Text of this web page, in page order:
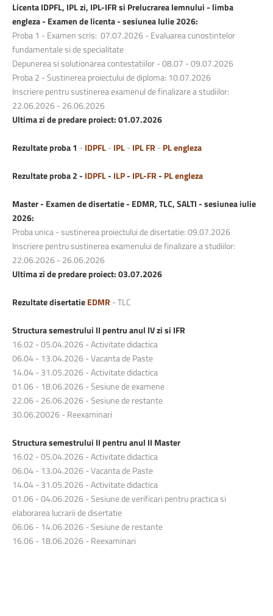
Licenta IDPFL, IPL zi, IPL-IFR si Prelucrarea lemnului - limba
engleza - Examen de licenta - sesiunea Iulie 2026:
Proba 1 - Examen scris: 07.07.2026 - Evaluarea cunostintelor
fundamentale si de specialitate
Depunerea si solutionarea contestatiilor - 08.07 - 09.07.2026
Proba 2 - Sustinerea proiectului de diploma: 10.07.2026
Inscriere pentru sustinerea examenul de finalizare a studiilor:
22.06.2026 - 26.06.2026
Ultima zi de predare proiect: 01.07.2026
Rezultate proba 1 - IDPFL- IPL- IPL FR - PL engleza
Rezultate proba 2 - IDPFL- ILP- IPL-FR- PL engleza
Master - Examen de disertatie - EDMR, TLC, SALTI - sesiunea iulie
2026:
Proba unica - sustinerea proiectului de disertatie: 09.07.2026
Inscriere pentru sustinerea examenului de finalizare a studiilor:
22.06.2026 - 26.06.2026
Ultima zi de predare proiect: 03.07.2026
Rezultate disertatieEDMR - TLC
Structura semestrului II pentru anul IV zi si IFR
16.02 - 05.04.2026 - Activitate didactica
06.04 - 13.04.2026 - Vacanta de Paste
14.04 - 31.05.2026 - Activitate didactica
01.06 - 18.06.2026 - Sesiune de examene
22.06 - 26.06.2026 - Sesiune de restante
30.06.20026 - Reexaminari
Structura semestrului II pentru anul II Master
16.02 - 05.04.2026 - Activitate didactica
06.04 - 13.04.2026 - Vacanta de Paste
14.04 - 31.05.2026 - Activitate didactica
01.06 - 04.06.2026 - Sesiune de verificari pentru practica si
elaborarea lucrarii de disertatie
06.06 - 14.06.2026 - Sesiune de restante
16.06 - 18.06.2026 - Reexaminari